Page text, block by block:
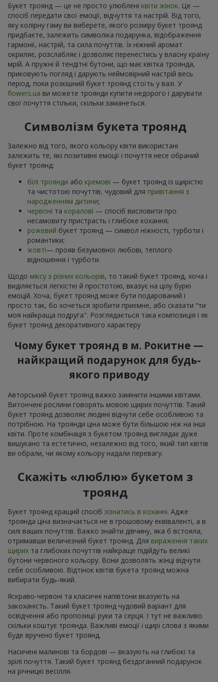
Букет троянд — це не просто улюблені квіти жінок. Це —
спосіб передати свої емоції, відчуття та настрій. Від того,
яку колірну гаму ви виберете, якого розміру букет троянд
придбаєте, залежить символіка подарунка, відображення
гармонії, настрій, та сила почуттів. Їх ніжний аромат
окриляє, розслабляє і дозволяє перенестись у власну країну
мрій. А пружні й тендітні бутони, що має квітка троянда,
приковують погляд і дарують неймовірний настрій весь
період, поки розкішний букет троянд стоїть у вазі. У
flowers.ua ви можете троянди купити недорого і дарувати
свої почуття стільки, скільки заманеться.
Символізм букета троянд
Залежно від того, якого кольору квіти використані
залежить те, які позитивні емоції і почуття несе обраний
букет троянд:
білі троянди або кремові — букет троянд із щирістю
та чистотою почуттів, чудовий для привітання з
народженням дитини;
червоні та коралові — спосіб висловити про
несамовиту пристрасть і глибоке кохання;
рожевий букет троянд — символ ніжності, турботи і
романтики;
жовті— прояв безумовної любові, теплого
відношення і турботи.
Щодо міксу з різних кольорів, то такий букет троянд, хоча і
виділяється легкістю й простотою, вказує на цілу бурю
емоцій. Хоча, букет троянд може бути подарований і
просто так, бо хочеться зробити приємне, або сказати “ти
моя найкраща подруга". Розглядається така композиція і як
букет троянд декоративного характеру
Чому букет троянд в м. Рокитне —
найкращий подарунок для будь-
якого приводу
Авторський букет троянд важко замінити іншими квітами.
Витончені рослини говорять мовою щирих почуттів. Такий
букет троянд дозволяє людині відчути себе особливою та
потрібною. На троянди ціна може бути більшою ніж на інші
квіти. Проте комбінація з букетом троянд виглядає дуже
вишукано та естетично, незалежно від того, який тип квітів
ви обрали, чи якому кольору надали перевагу.
Скажіть «люблю» букетом з
троянд
Букет троянд кращий спосіб зізнатись в коханні. Адже
троянда ціна визначається не в грошовому еквіваленті, а в
силі ваших почуттів. Важко знайти дівчину, яка б встояла,
отримавши величезний букет троянд. Для вираження таких
щирих та глибоких почуттів найкраще підійдуть великі
бутони червоного кольору. Вони дозволять жінці відчути
себе особливою. Відтінок квітів букета троянд можна
вибирати будь-який.
Яскраво-червоні та класичні напівтони вказують на
закоханість. Такий букет троянд чудовий варіант для
освідчення або пропозиції руки та серця. І тут не важливо
скільки коштує троянда. Важливі емоції і щирі слова з якими
буде вручено букет троянд.
Насичені малинові та бордові — вказують на глибокі та
зрілі почуття. Такий букет троянд бездоганний подарунок
на річницю весілля.